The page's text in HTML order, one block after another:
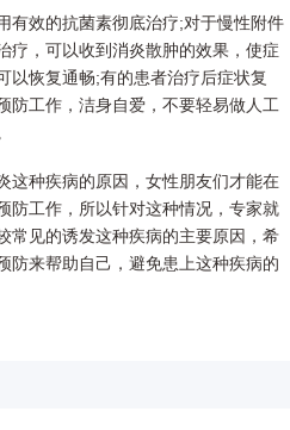
有效的抗菌素彻底治疗;对于慢性附件
疗，可以收到消炎散肿的效果，使症
以恢复通畅;有的患者治疗后症状复
防工作，洁身自爱，不要轻易做人工
这种疾病的原因，女性朋友们才能在
防工作，所以针对这种情况，专家就
常见的诱发这种疾病的主要原因，希
防来帮助自己，避免患上这种疾病的